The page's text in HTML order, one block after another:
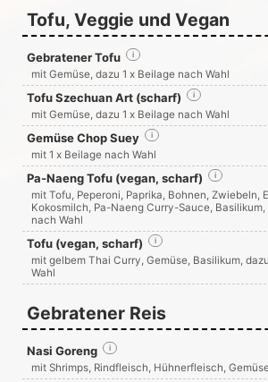
Tofu, Veggie und Vegan
Gebratener Tofu i
mit Gemüse, dazu 1 x Beilage nach Wahl
Tofu Szechuan Art (scharf) i
mit Gemüse, dazu 1 x Beilage nach Wahl
Gemüse Chop Suey i
mit 1 x Beilage nach Wahl
Pa-Naeng Tofu (vegan, scharf) i
mit Tofu, Peperoni, Paprika, Bohnen, Zwiebeln,
Kokosmilch, Pa-Naeng Curry-Sauce, Basilikum,
nach Wahl
Tofu (vegan, scharf) i
mit gelbem Thai Curry, Gemüse, Basilikum,
Wahl
Gebratener Reis
Nasi Goreng i
mit Shrimps, Rindfleisch, Hühnerfleisch,